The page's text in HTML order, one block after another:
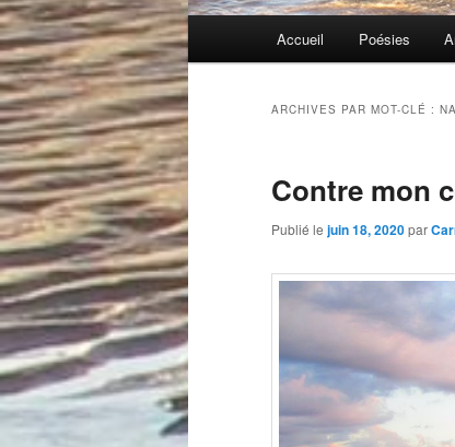
Accueil Poésies
ARCHIVES PAR MOT-CLÉ :
Contre mon
Publié le juin 18, 2020par